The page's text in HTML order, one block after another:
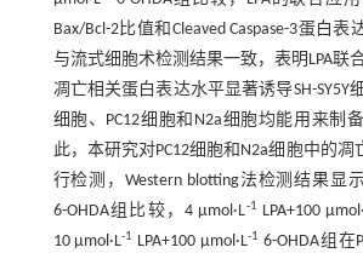
Bax/Bcl-2比值和Cleaved Caspase-3蛋白表
与流式细胞术检测结果一致，表明LPA联
凋亡相关蛋白表达水平显著诱导SH-SY5Y
细胞、PC12细胞和N2a细胞均能用来制
此，本研究对PC12细胞和N2a细胞中的
行检测，Western blotting法检测结果显
6-OHDA组比较，4 μmol·L-1 LPA+100
10 μmol·L-1 LPA+100 μmol·L-1 6-OHDA组在